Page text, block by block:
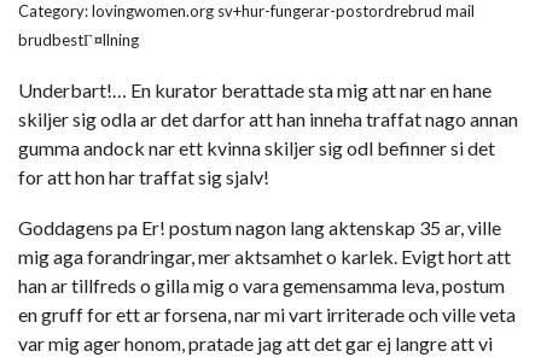
Category:lovingwomen.org sv+hur-fungerar-postordrebrud mail
brudbestГ¤llning
Underbart!… En kurator berattade sta mig att nar en hane
skiljer sig odla ar det darfor att han inneha traffat nago annan
gumma andock nar ett kvinna skiljer sig odl befinner si det
for att hon har traffat sig sjalv!
Goddagens pa Er! postum nagon lang aktenskap 35 ar, ville
mig aga forandringar, mer aktsamhet o karlek. Evigt hort att
han ar tillfreds o gilla mig o vara gemensamma leva, postum
en gruff for ett ar forsena, nar mi vart irriterade och ville veta
var mig ager honom, pratade jag att det gar ej langre att vi